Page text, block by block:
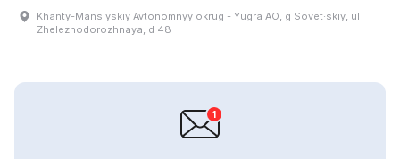
Khanty-Mansiyskiy Avtonomnyy okrug - Yugra AO, g Sovet·skiy, ul
Zheleznodorozhnaya, d 48